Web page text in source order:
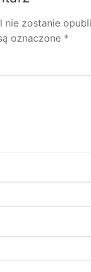
nie zostanie
oznaczone *